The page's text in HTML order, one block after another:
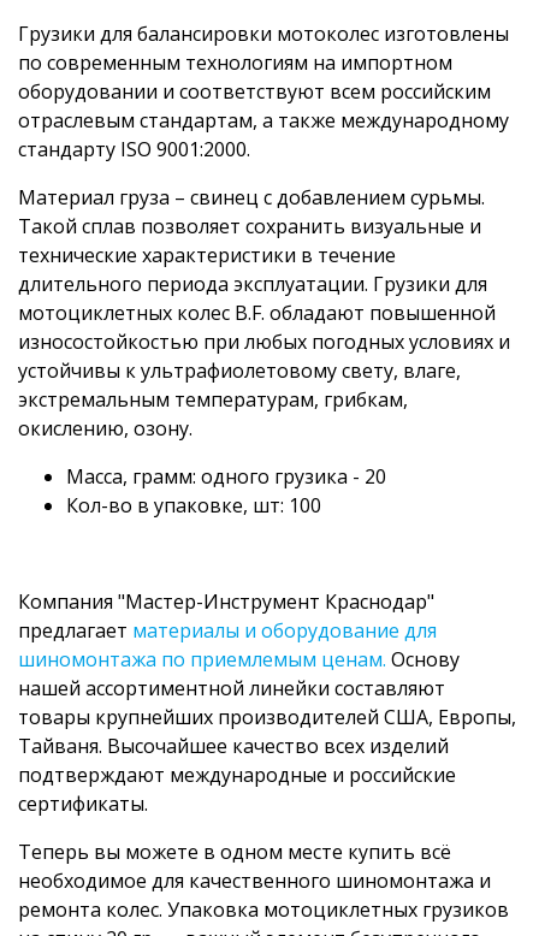
Грузики для балансировки мотоколес изготовлены
по современным технологиям на импортном
оборудовании и соответствуют всем российским
отраслевым стандартам, а также международному
стандарту ISO 9001:2000.
Материал груза – свинец с добавлением сурьмы.
Такой сплав позволяет сохранить визуальные и
технические характеристики в течение
длительного периода эксплуатации. Грузики для
мотоциклетных колес B.F. обладают повышенной
износостойкостью при любых погодных условиях и
устойчивы к ультрафиолетовому свету, влаге,
экстремальным температурам, грибкам,
окислению, озону.
Масса, грамм: одного грузика - 20
Кол-во в упаковке, шт: 100
Компания "Мастер-Инструмент Краснодар"
предлагает материалы и оборудование для
шиномонтажа по приемлемым ценам. Основу
нашей ассортиментной линейки составляют
товары крупнейших производителей США, Европы,
Тайваня. Высочайшее качество всех изделий
подтверждают международные и российские
сертификаты.
Теперь вы можете в одном месте купить всё
необходимое для качественного шиномонтажа и
ремонта колес. Упаковка мотоциклетных грузиков